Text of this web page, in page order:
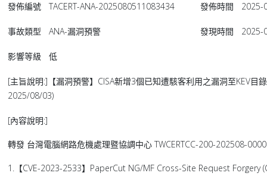
發佈編號 TACERT-ANA-2025080511083434 發佈時間 2025-
事故類型 ANA-漏洞預警 發現時間 2025-
影響等級 低
[主旨說明:]【漏洞預警】CISA新增3個已知遭駭客利用之漏洞至KEV目
2025/08/03)
[內容說明:]
轉發 台灣電腦網路危機處理暨協調中心 TWCERTCC-200-202508-
1.【CVE-2023-2533】PaperCut NG/MF Cross-Site Request Forgery